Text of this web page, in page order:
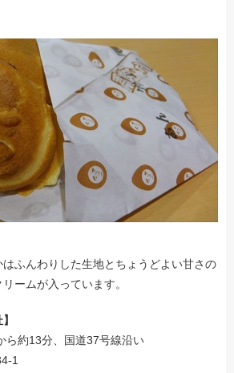
ふんわりした生地とちょうどよい甘さの
ームが入っています。
ら約13分、国道37号線沿い
1